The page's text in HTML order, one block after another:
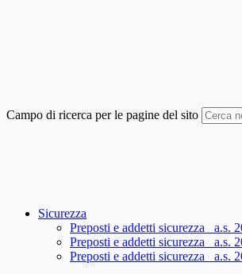
Campo di ricerca per le pagine del sito
Sicurezza
Preposti e addetti sicurezza_ a.s.
Preposti e addetti sicurezza_ a.s.
Preposti e addetti sicurezza_ a.s.